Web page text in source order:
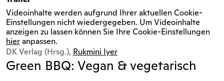
Videoinhalte werden aufgrund Ihrer aktuellen Cookie-
Einstellungen nicht wiedergegeben. Um Videoinhalte
anzeigen zu lassen können Sie Ihre Cookie-Einstellungen
hieranpassen.
DK Verlag (Hrsg.), Rukmini Iyer
Green BBQ: Vegan & vegetarisch